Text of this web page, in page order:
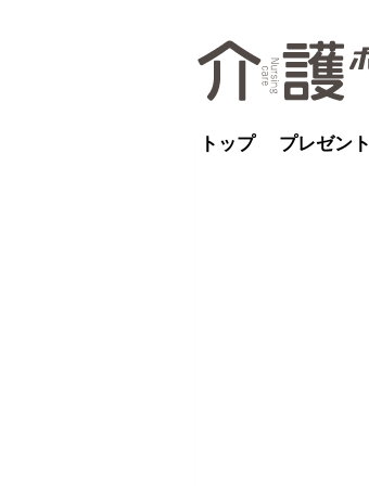
トップ プレゼント